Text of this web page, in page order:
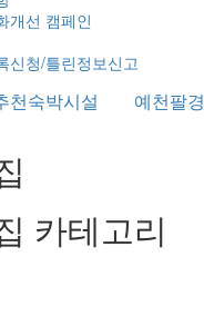
개선 캠페인
신청/틀린정보신고
천숙박시설 예천팔경
카테고리